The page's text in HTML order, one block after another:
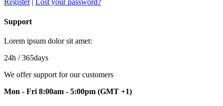
Register| Lost your password?
Support
Lorem ipsum dolor sit amet:
24h / 365days
We offer support for our customers
Mon - Fri 8:00am - 5:00pm (GMT +1)